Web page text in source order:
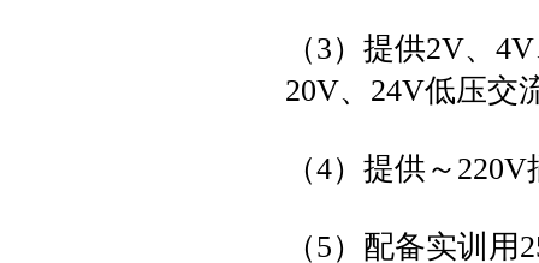
（3）提供2V、
20V、24V低压交
（4）提供～
（5）配备实训